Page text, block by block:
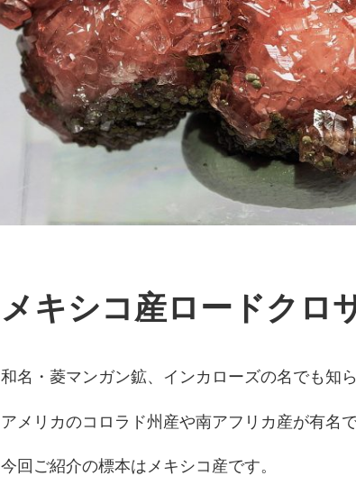
メキシコ産ロードクロ
和名・菱マンガン鉱、インカローズの名でも知
アメリカのコロラド州産や南アフリカ産が有名
今回ご紹介の標本はメキシコ産です。